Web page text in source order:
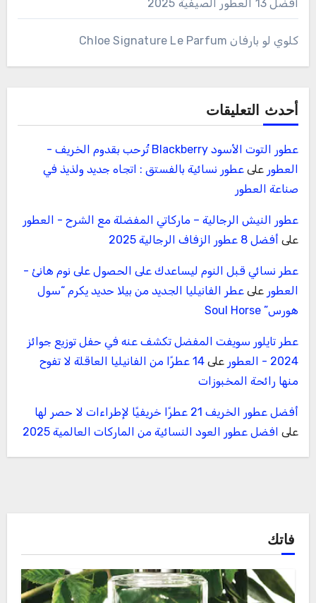
أفضل 13 العطور الصيفية 2025
كلوي لو بارفان Chloe Signature Le Parfum
أحدث التعليقات
عطور التوت الأسود Blackberry تُرحب بقدوم الخريف -
العطور على عطور نسائية بالفستق : اتجاه جديد ولذيذ في
صناعة العطور
عطور النيش الرجالية – ماركاتي المفضلة مع الشرح - العطور
على أفضل 8 عطور الزفاف الرجالية 2025
عطر نسائي قبل النوم ليساعدك على الحصول على نوم هانئ -
العطور على عطر الفانيليا الجديد من بيلا حديد يكرم “سول
هورس” Soul Horse
عطر تايلور سويفت المفضل تكشف عنه في حفل توزيع جوائز
2024 - العطور
على
14 عطرًا من الفانيليا العاقلة لا تفوح
منها رائحة المخبوزات
أفضل عطور الخريف 21 عطرًا خريفيًا لإطراءات لا حصر لها
على افضل عطور العود النسائية من الماركات العالمية 2025
فاتك